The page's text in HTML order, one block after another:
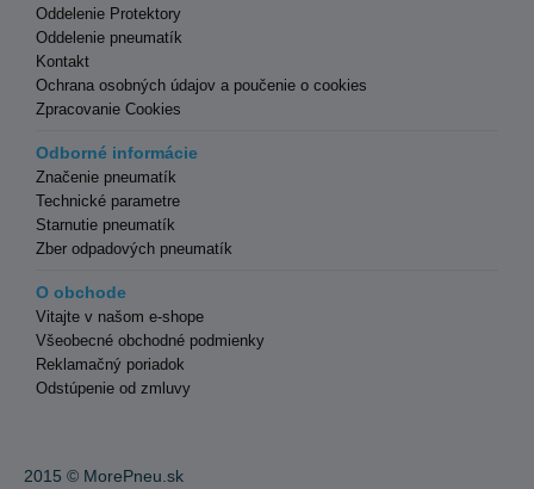
Oddelenie Protektory
Oddelenie pneumatík
Kontakt
Ochrana osobných údajov a poučenie o cookies
Zpracovanie Cookies
Odborné informácie
Značenie pneumatík
Technické parametre
Starnutie pneumatík
Zber odpadových pneumatík
O obchode
Vitajte v našom e-shope
Všeobecné obchodné podmienky
Reklamačný poriadok
Odstúpenie od zmluvy
2015 © MorePneu.sk